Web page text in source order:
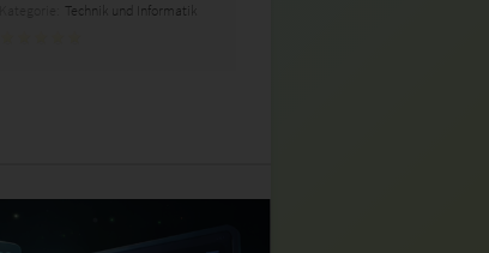
Technik und Informatik